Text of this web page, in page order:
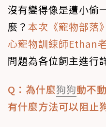
沒有變得像是遭小偷
麼？ 本次《寵物部落
心寵物訓練師Ethan
問題為各位飼主進行
Q：為什麼狗狗動不
有什麼方法可以阻止